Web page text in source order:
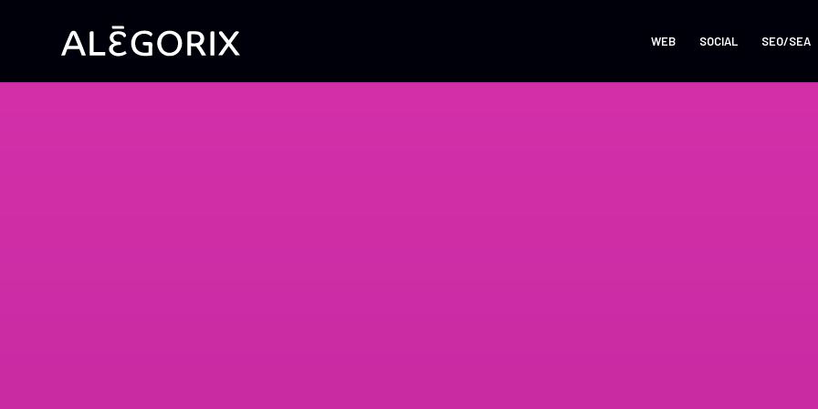
WEB SOCIAL SEO/SEA